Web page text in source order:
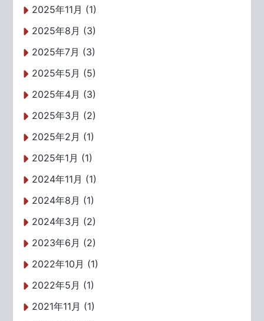
2025年11月 (1)
2025年8月 (3)
2025年7月 (3)
2025年5月 (5)
2025年4月 (3)
2025年3月 (2)
2025年2月 (1)
2025年1月 (1)
2024年11月 (1)
2024年8月 (1)
2024年3月 (2)
2023年6月 (2)
2022年10月 (1)
2022年5月 (1)
2021年11月 (1)